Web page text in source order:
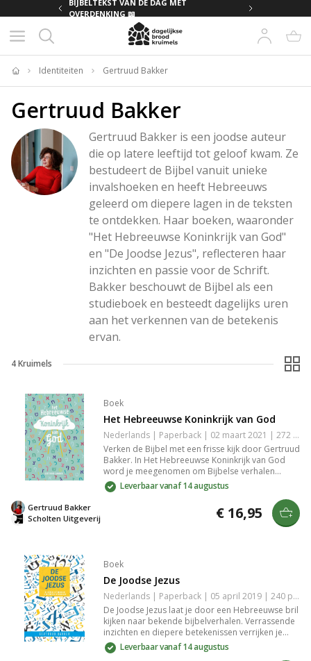
BIJBELTEKST VAN DE DAG MET
OVERDENKING 📖
Home
Identiteiten Gertruud Bakker
Gertruud Bakker
Gertruud Bakker is een joodse auteur
die op latere leeftijd tot geloof kwam. Ze
bestudeert de Bijbel vanuit unieke
invalshoeken en heeft Hebreeuws
geleerd om diepere lagen in de teksten
te ontdekken. Haar boeken, waaronder
"Het Hebreeuwse Koninkrijk van God"
en "De Joodse Jezus", reflecteren haar
inzichten en passie voor de Schrift.
Bakker beschouwt de Bijbel als een
studieboek en besteedt dagelijks uren
aan het verkennen van de betekenis
ervan.
4Kruimels
Boek
Het Hebreeuwse Koninkrijk van God
Nederlands | Paperback | 02 maart 2021 | 272 pagina's | Basisbijbel | 9789492959942
Verken de Bijbel met een frisse kijk door Gertruud
Bakker. In Het Hebreeuwse Koninkrijk van God
word je meegenomen om Bijbelse verhalen
opnieuw te zien. Bakker verbindt Genesis 1 en de
Tabernakel als blauwdrukken voor het leven door
een Hebreeuwse lens en maakt de eenheid van
de Bijbel tastbaar. Perfect voor persoonlijke
Leverbaar vanaf 14 augustus
Scholten Uitgeverij
Gertruud Bakker € 16,95
Boek
De Joodse Jezus
Nederlands | Paperback | 05 april 2019 | 240 pagina's | Basisbijbel | 9789492959393
De Joodse Jezus laat je door een Hebreeuwse bril
kijken naar bekende bijbelverhalen. Verrassende
inzichten en diepere betekenissen verrijken je
geloofsleven en maken het boek geschikt voor
persoonlijke verdieping of bijbelstudiegroepen.
Leverbaar vanaf 14 augustus